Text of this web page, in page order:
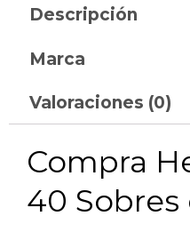
Descripción
Marca
Valoraciones (0)
Compra
40